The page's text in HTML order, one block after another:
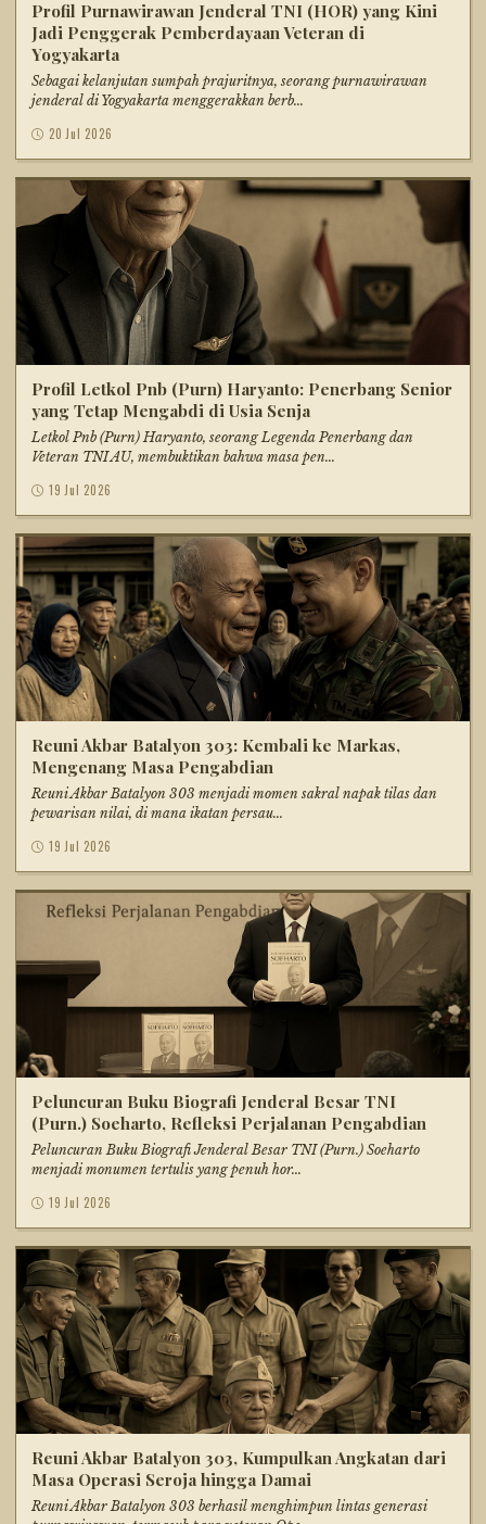
Profil Purnawirawan Jenderal TNI (HOR) yang Kini
Jadi Penggerak Pemberdayaan Veteran di
Yogyakarta
Sebagai kelanjutan sumpah prajuritnya, seorang purnawirawan
jenderal di Yogyakarta menggerakkan berb...
20 Jul 2026
Profil Letkol Pnb (Purn) Haryanto: Penerbang Senior
yang Tetap Mengabdi di Usia Senja
Letkol Pnb (Purn) Haryanto, seorang Legenda Penerbang dan
Veteran TNI AU, membuktikan bahwa masa pen...
19 Jul 2026
Reuni Akbar Batalyon 303: Kembali ke Markas,
Mengenang Masa Pengabdian
Reuni Akbar Batalyon 303 menjadi momen sakral napak tilas dan
pewarisan nilai, di mana ikatan persau...
19 Jul 2026
Peluncuran Buku Biografi Jenderal Besar TNI
(Purn.) Soeharto, Refleksi Perjalanan Pengabdian
Peluncuran Buku Biografi Jenderal Besar TNI (Purn.) Soeharto
menjadi monumen tertulis yang penuh hor...
19 Jul 2026
Reuni Akbar Batalyon 303, Kumpulkan Angkatan dari
Masa Operasi Seroja hingga Damai
Reuni Akbar Batalyon 303 berhasil menghimpun lintas generasi